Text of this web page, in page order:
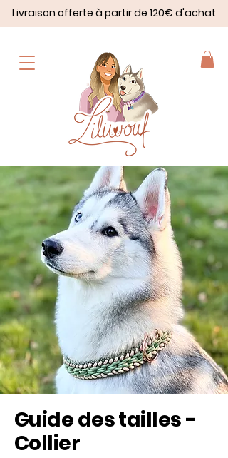
Livraison offerte à partir de 120€ d'achat
Guide des tailles -
Collier